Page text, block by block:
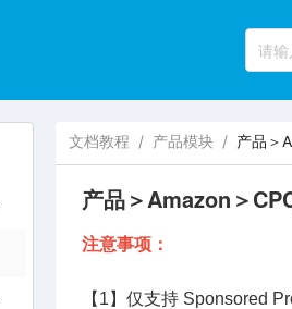
文档教程 / 产品模块 / 产品＞
产品＞Amazon＞
注意事项：
【1】仅支持 Sponsored